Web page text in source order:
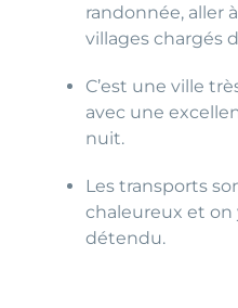
randonnée, aller
villages chargés
C’est une ville
avec une
nuit.
Les transports
chaleureux et
détendu.